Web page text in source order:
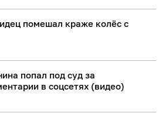
помешал краже колёс с
попал под суд за
в соцсетях (видео)